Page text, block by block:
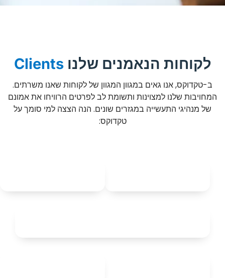
לקוחות הנאמנים שלנוClients
ב-טקדוקס, אנו גאים במגוון המגוון של לקוחות שאנו משרתים.
המחויבות שלנו למצוינות ותשומת לב לפרטים הרוויחו את אמונם
של מנהיגי התעשייה במגזרים שונים. הנה הצצה למי סומך על
טקדוקס: